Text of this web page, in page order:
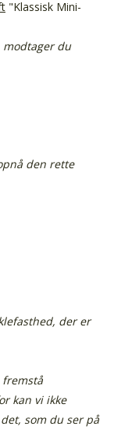
"Klassisk Mini-
modtager du
den rette
der er
kan vi ikke
som du ser på